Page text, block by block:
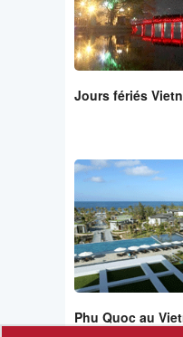
Jours fériés
Phu Quoc au